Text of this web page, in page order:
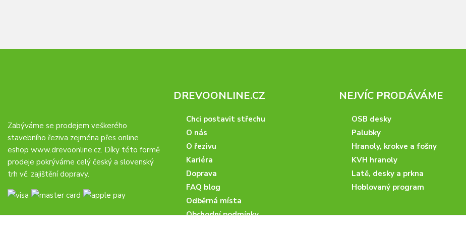
Zabýváme se prodejem veškerého
stavebního řeziva zejména přes online
eshop www.drevoonline.cz. Díky této formě
prodeje pokrýváme celý český a slovenský
trh vč. zajištění dopravy.
DREVOONLINE.CZ
Chci postavit střechu
O nás
O řezivu
Kariéra
Doprava
FAQ blog
Odběrná místa
Obchodní podmínky
NEJVÍC PRODÁVÁME
OSB desky
Palubky
Hranoly, krokve a fošny
KVH hranoly
Latě, desky a prkna
Hoblovaný program